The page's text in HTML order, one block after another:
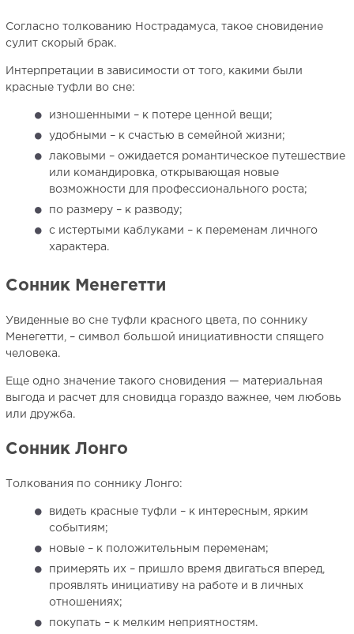
Согласно толкованию Нострадамуса, такое сновидение
сулит скорый брак.
Интерпретации в зависимости от того, какими были
красные туфли во сне:
изношенными – к потере ценной вещи;
удобными – к счастью в семейной жизни;
лаковыми – ожидается романтическое путешествие
или командировка, открывающая новые
возможности для профессионального роста;
по размеру – к разводу;
с истертыми каблуками – к переменам личного
характера.
Сонник Менегетти
Увиденные во сне туфли красного цвета, по соннику
Менегетти, – символ большой инициативности спящего
человека.
Еще одно значение такого сновидения — материальная
выгода и расчет для сновидца гораздо важнее, чем любовь
или дружба.
Сонник Лонго
Толкования по соннику Лонго:
видеть красные туфли – к интересным, ярким
событиям;
новые – к положительным переменам;
примерять их – пришло время двигаться вперед,
проявлять инициативу на работе и в личных
отношениях;
покупать – к мелким неприятностям.